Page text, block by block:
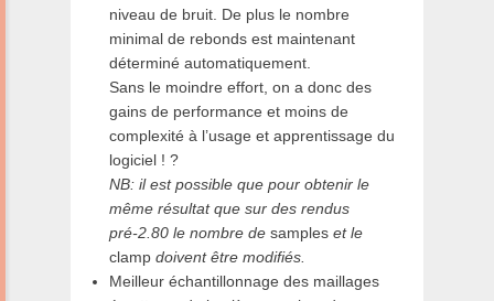
niveau de bruit. De plus le nombre
minimal de rebonds est maintenant
déterminé automatiquement.
Sans le moindre effort, on a donc des
gains de performance et moins de
complexité à l’usage et apprentissage du
logiciel ! ?
NB: il est possible que pour obtenir le
même résultat que sur des rendus
pré-2.80 le nombre de samples et le
clamp doivent être modifiés.
Meilleur échantillonnage des maillages